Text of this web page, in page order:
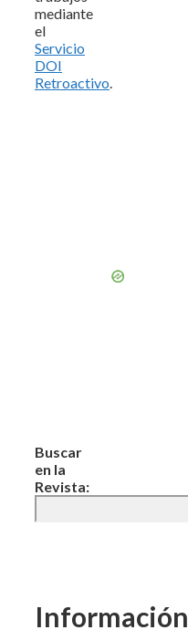
mediante
el
Servicio
DOI
Retroactivo.
Buscar
en la
Revista:
Información